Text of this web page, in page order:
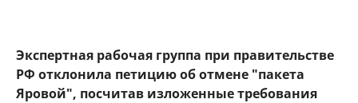
Экспертная рабочая группа при правительстве
РФ отклонила петицию об отмене "пакета
Яровой", посчитав изложенные требования